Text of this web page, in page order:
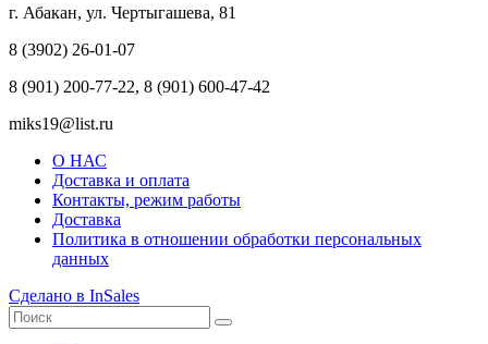
г. Абакан, ул. Чертыгашева, 81
8 (3902) 26-01-07
8 (901) 200-77-22, 8 (901) 600-47-42
miks19@list.ru
О НАС
Доставка и оплата
Контакты, режим работы
Доставка
Политика в отношении обработки персональных
данных
Сделано в InSales